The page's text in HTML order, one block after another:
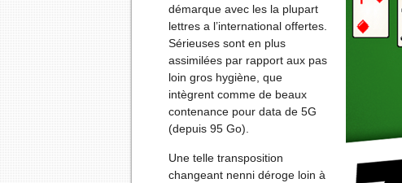
démarque avec les la plupart
lettres a l’international offertes.
Sérieuses sont en plus
assimilées par rapport aux pas
loin gros hygiène, que
intègrent comme de beaux
contenance pour data de 5G
(depuis 95 Go).
Une telle transposition
changeant nenni déroge loin à